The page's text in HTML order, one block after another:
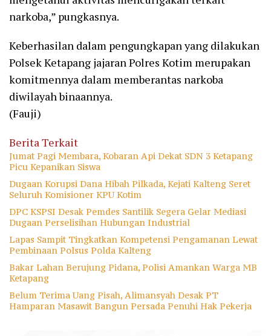
narkoba,” pungkasnya.
Keberhasilan dalam pengungkapan yang dilakukan
Polsek Ketapang jajaran Polres Kotim merupakan
komitmennya dalam memberantas narkoba
diwilayah binaannya.
(Fauji)
Berita Terkait
Jumat Pagi Membara, Kobaran Api Dekat SDN 3 Ketapang
Picu Kepanikan Siswa
Dugaan Korupsi Dana Hibah Pilkada, Kejati Kalteng Seret
Seluruh Komisioner KPU Kotim
DPC KSPSI Desak Pemdes Santilik Segera Gelar Mediasi
Dugaan Perselisihan Hubungan Industrial
Lapas Sampit Tingkatkan Kompetensi Pengamanan Lewat
Pembinaan Polsus Polda Kalteng
Bakar Lahan Berujung Pidana, Polisi Amankan Warga MB
Ketapang
Belum Terima Uang Pisah, Alimansyah Desak PT
Hamparan Masawit Bangun Persada Penuhi Hak Pekerja